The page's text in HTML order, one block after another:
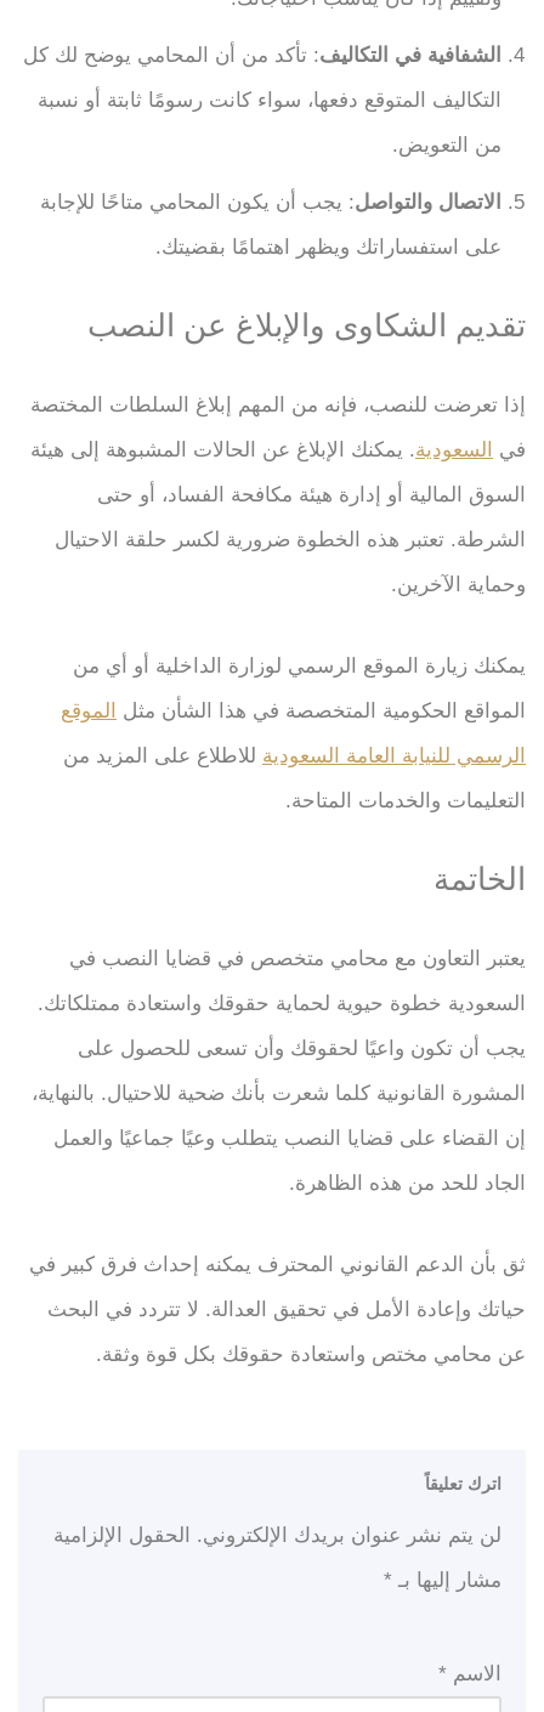
الشفافية في التكاليف: تأكد من أن المحامي يوضح لك كل
التكاليف المتوقع دفعها، سواء كانت رسومًا ثابتة أو نسبة
من التعويض.
الاتصال والتواصل: يجب أن يكون المحامي متاحًا للإجابة
على استفساراتك ويظهر اهتمامًا بقضيتك.
تقديم الشكاوى والإبلاغ عن النصب
إذا تعرضت للنصب، فإنه من المهم إبلاغ السلطات المختصة
في
السعودية. يمكنك الإبلاغ عن الحالات المشبوهة إلى هيئة
السوق المالية أو إدارة هيئة مكافحة الفساد، أو حتى
الشرطة. تعتبر هذه الخطوة ضرورية لكسر حلقة الاحتيال
وحماية الآخرين.
يمكنك زيارة الموقع الرسمي لوزارة الداخلية أو أي من
المواقع الحكومية المتخصصة في هذا الشأن مثل
الموقع
الرسمي للنيابة العامة السعودية للاطلاع على المزيد من
التعليمات والخدمات المتاحة.
الخاتمة
يعتبر التعاون مع محامي متخصص في قضايا النصب في
السعودية خطوة حيوية لحماية حقوقك واستعادة ممتلكاتك.
يجب أن تكون واعيًا لحقوقك وأن تسعى للحصول على
المشورة القانونية كلما شعرت بأنك ضحية للاحتيال. بالنهاية،
إن القضاء على قضايا النصب يتطلب وعيًا جماعيًا والعمل
الجاد للحد من هذه الظاهرة.
ثق بأن الدعم القانوني المحترف يمكنه إحداث فرق كبير في
حياتك وإعادة الأمل في تحقيق العدالة. لا تتردد في البحث
عن محامي مختص واستعادة حقوقك بكل قوة وثقة.
اترك تعليقاً
لن يتم نشر عنوان بريدك الإلكتروني.
الحقول الإلزامية
مشار إليها بـ *
الاسم *